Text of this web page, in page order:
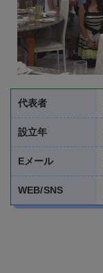
代表者
設立年
Eメール
WEB/SNS